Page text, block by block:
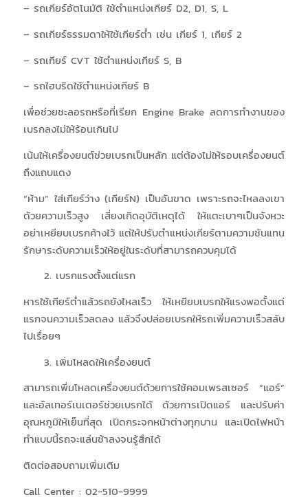
– รถเกียร์อัตโนมัติ ใช้ตำแหน่งเกียร์ D2, D1, S, L
– รถเกียร์ธรรมดาให้ใช้เกียร์ต่ำ เช่น เกียร์ 1, เกียร์ 2
– รถเกียร์ CVT ใช้ตำแหน่งเกียร์ S, B
– รถไฮบริดใช้ตำแหน่งเกียร์ B
เพื่อช่วยชะลอรถหรือที่เรียก Engine Brake ลดการทำงานของ
เบรกลงไม่ให้ร้อนเกินไป
เน้นให้เครื่องยนต์ช่วยเบรกเป็นหลัก แต่ต้องไม่ให้รอบเครื่องยนต์
ถึงแถบแดง
“ห้าม” ใส่เกียร์ว่าง (เกียร์N) เป็นอันขาด เพราะรถจะไหลลงเขา
ด้วยความเร็วสูง เสี่ยงเกิดอุบัติเหตุได้ ให้แตะเบาๆเป็นจังหวะ
อย่าเหยียบเบรกค้างไว้ แต่ให้ปรับตำแหน่งเกียร์ตามความชันแทน
รักษาระดับความเร็วให้อยู่ในระดับที่สามารถควบคุมได้
2. เบรกแรงตั้งแต่แรก
หารใช้เกียร์ต่ำแล้วรถยังไหลเร็ว ให้เหยียบเบรกให้แรงพอตั้งแต่
แรกจนความเร็วลดลง แล้วจึงปล่อยเบรกให้รถเพิ่มความเร็วสลับ
ไปเรื่อยๆ
3. เพิ่มโหลดให้เครื่องยนต์
สามารถเพิ่มโหลดเครื่องยนต์ด้วยการใช้คอมเพรสเซอร์ “แอร์”
และอัลเทอร์เนเตอร์ช่วยเบรกได้ ด้วยการเปิดแอร์ และปรับค่า
อุณหภูมิให้เย็นที่สุด เปิดกระจกหน้าต่างทุกบาน และเปิดไฟหน้า
ทำแบบนี้รถจะแล่นช้าลงจนรู้สึกได้
ติดต่อสอบถามเพิ่มเติม
Call Center : 02-510-9999